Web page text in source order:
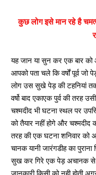
कुछ लोग इसे मान रहे है
यह जान या सुन कर एक बार
आपको पता चले कि वर्षों पूर्व
लोग उस सुखे पेड़ की टहनियां
वर्षो बाद एकाएक पुर्व की तरह
चश्मदीद भी घटना स्थल पर
को तैयार नहीं होगे और चश्मदीद
तरह की एक घटना शनिवार को
चानक यानी जारंगडीह का
सुख कर गिरे एक पेड़ अचानक से